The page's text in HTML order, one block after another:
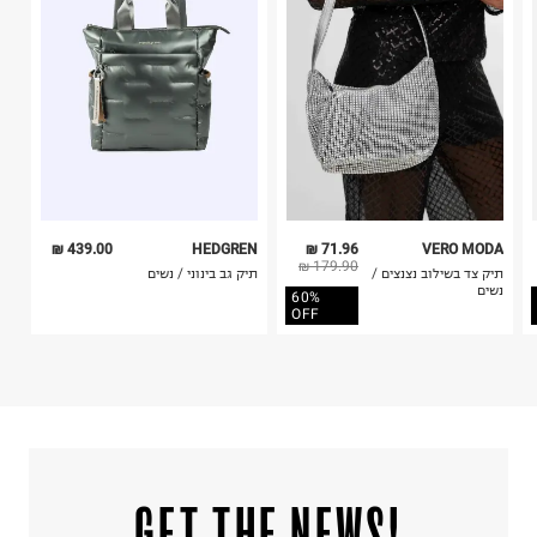
5. יש להחזיר את כל הפריטים עם התוויות.
6. נעליים ניתן להחזיר רק בקופסתם המקורית בלבד.
ח.פ. 515796605
439.00 ₪
HEDGREN
תיק גב בינוני / נשים
71.96 ₪
179.90 ₪
60%
OFF
VERO MODA
תיק צד בשילוב נצנצים /
נשים